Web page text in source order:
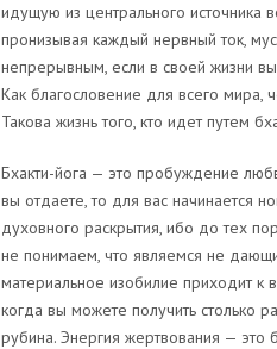
идущую из центрального источника
пронизывая каждый нервный ток,
непрерывным, если в своей жизни
Как благословение для всего мира,
Такова жизнь того, кто идет путем
Бхакти-йога — это пробуждение
вы отдаете, то для вас начинается
духовного раскрытия, ибо до тех
не понимаем, что являемся не
материальное изобилие приходит к
когда вы можете получить столько
рубина. Энергия жертвования — это